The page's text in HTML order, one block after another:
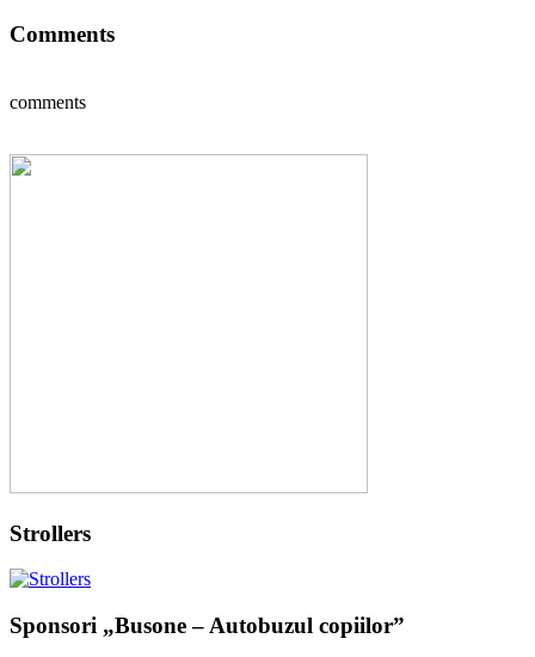
Comments
comments
Strollers
Sponsori „Busone – Autobuzul copiilor”